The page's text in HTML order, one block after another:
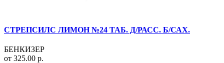
СТРЕПСИЛС ЛИМОН №24 ТАБ. Д/РАСС. Б/САХ.
БЕНКИЗЕР
от 325.00 р.